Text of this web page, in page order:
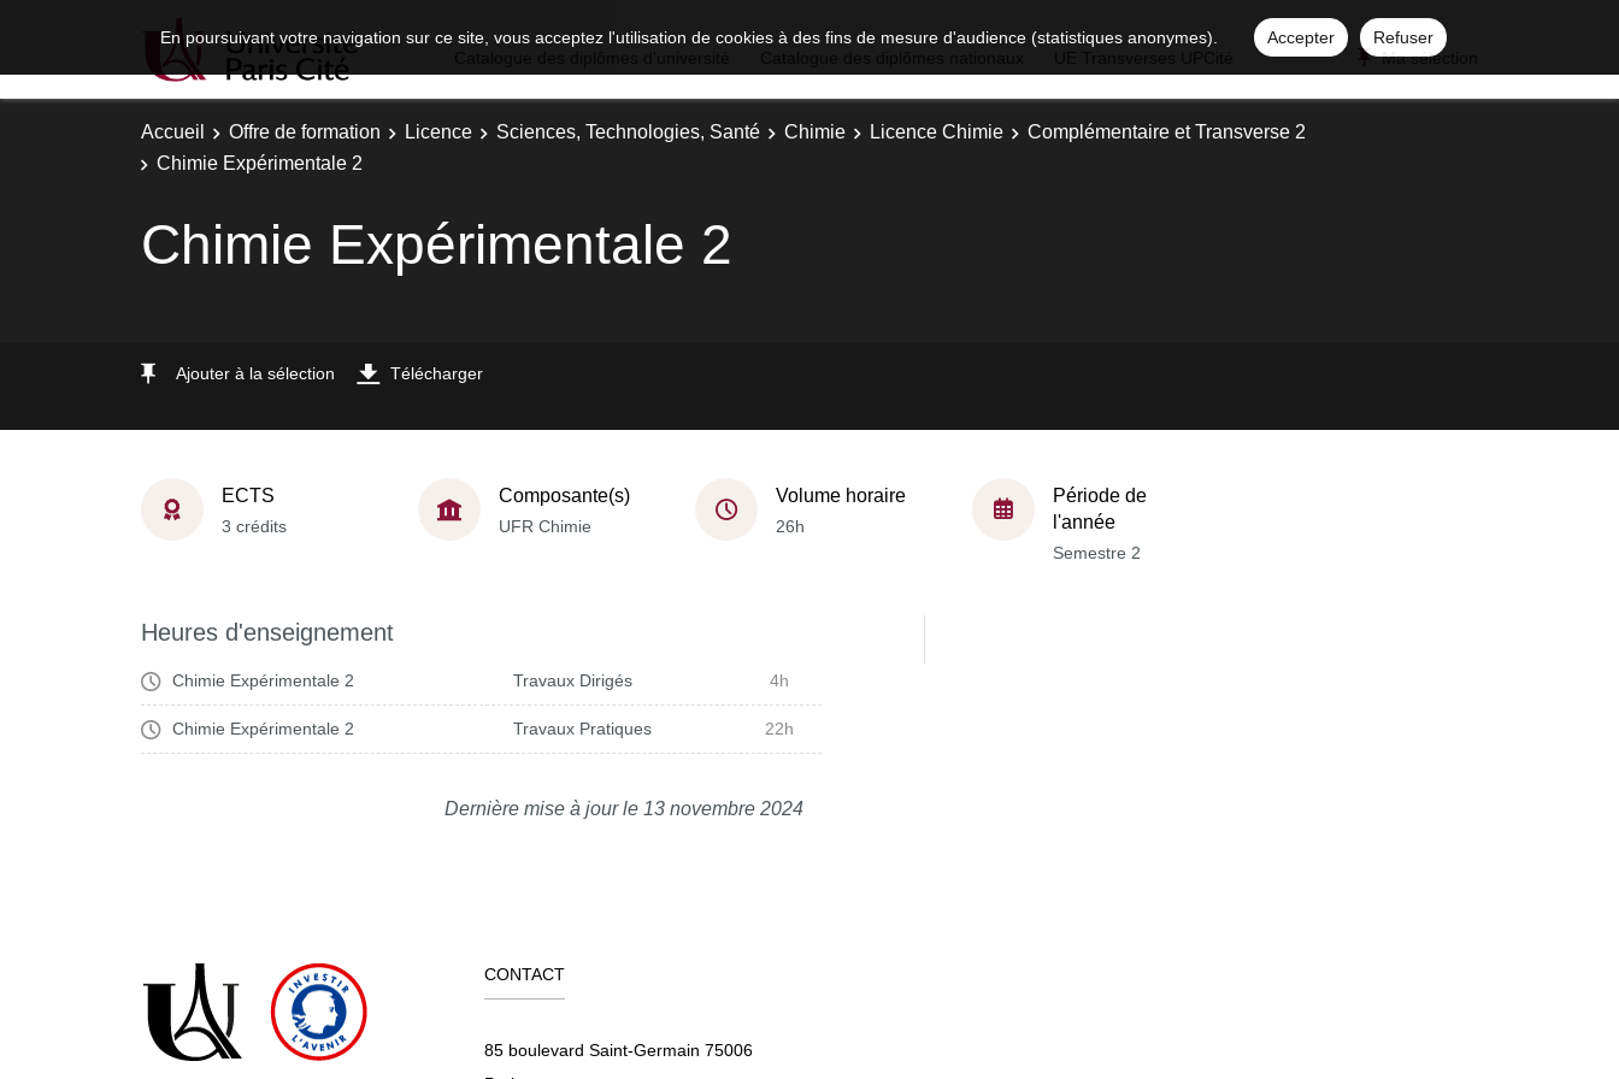
En poursuivant votre navigation sur ce site, vous acceptez l'utilisation de cookies à des fins de mesure d'audience (statistiques anonymes). Accepter
Refuser
Ma sélection
Accueil Offre de formation Licence Sciences, Technologies, Santé Chimie Licence Chimie
Complémentaire et Transverse 2
Chimie Expérimentale 2
Chimie Expérimentale 2
Ajouter à la sélection Télécharger
ECTS
3 crédits
Composante(s)
UFR Chimie
Volume horaire
26h
Période de
l'année
Semestre 2
Heures d'enseignement
Chimie Expérimentale 2 Travaux Dirigés 4h
Chimie Expérimentale 2 Travaux Pratiques 22h
Dernière mise à jour le 13 novembre 2024
CONTACT
85 boulevard Saint-Germain 75006